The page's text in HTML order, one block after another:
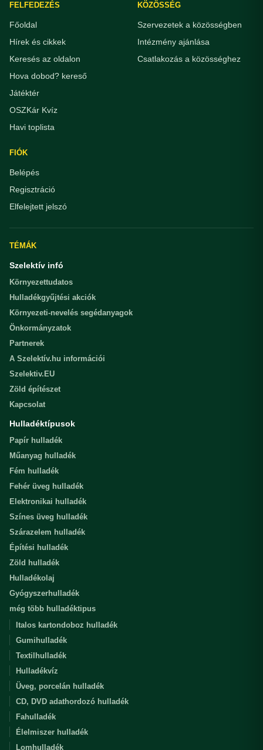
FELFEDEZÉS
Főoldal
Hírek és cikkek
Keresés az oldalon
Hova dobod? kereső
Játéktér
OSZKár Kvíz
Havi toplista
KÖZÖSSÉG
Szervezetek a közösségben
Intézmény ajánlása
Csatlakozás a közösséghez
FIÓK
Belépés
Regisztráció
Elfelejtett jelszó
TÉMÁK
Szelektív infó
Környezettudatos
Hulladékgyűjtési akciók
Környezeti-nevelés segédanyagok
Önkormányzatok
Partnerek
A Szelektív.hu információi
Szelektiv.EU
Zöld építészet
Kapcsolat
Hulladéktípusok
Papír hulladék
Műanyag hulladék
Fém hulladék
Fehér üveg hulladék
Elektronikai hulladék
Színes üveg hulladék
Szárazelem hulladék
Építési hulladék
Zöld hulladék
Hulladékolaj
Gyógyszerhulladék
még több hulladéktipus
Italos kartondoboz hulladék
Gumihulladék
Textilhulladék
Hulladékvíz
Üveg, porcelán hulladék
CD, DVD adathordozó hulladék
Fahulladék
Élelmiszer hulladék
Lomhulladék